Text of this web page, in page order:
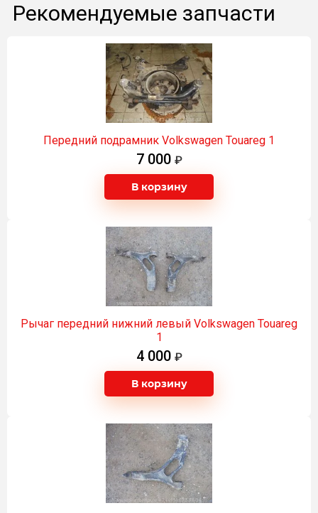
Рекомендуемые запчасти
Передний подрамник Volkswagen Touareg 1
7 000
В корзину
Рычаг передний нижний левый Volkswagen Touareg
1
4 000
В корзину